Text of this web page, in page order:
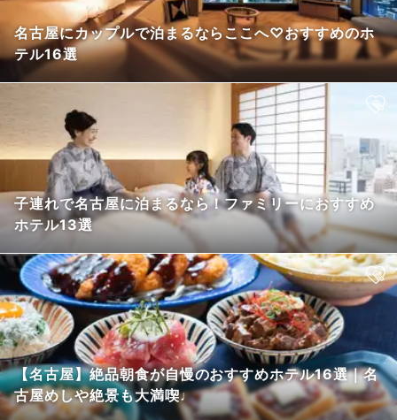
名古屋にカップルで泊まるならここへ♡おすすめのホ
テル16選
子連れで名古屋に泊まるなら！ファミリーにおすすめ
ホテル13選
【名古屋】絶品朝食が自慢のおすすめホテル16選｜名
古屋めしや絶景も大満喫♩